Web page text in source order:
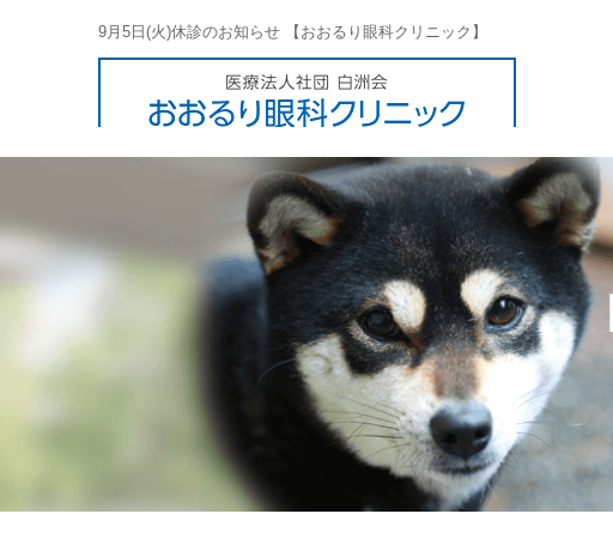
9月5日(火)休診のお知らせ 【おおるり眼科クリニック】